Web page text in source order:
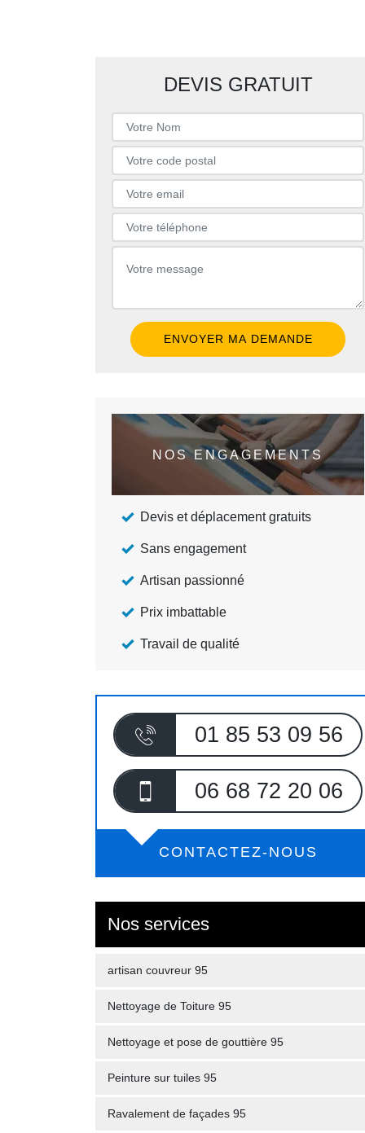
DEVIS GRATUIT
NOS ENGAGEMENTS
Devis et déplacement gratuits
Sans engagement
Artisan passionné
Prix imbattable
Travail de qualité
01 85 53 09 56
06 68 72 20 06
CONTACTEZ-NOUS
Nos services
artisan couvreur 95
Nettoyage de Toiture 95
Nettoyage et pose de gouttière 95
Peinture sur tuiles 95
Ravalement de façades 95